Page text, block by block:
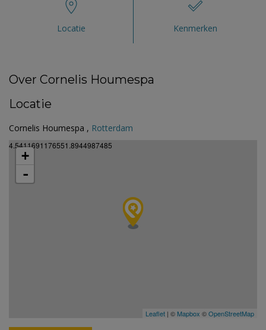
Locatie Kenmerken
Over Cornelis Houmespa
Locatie
Cornelis Houmespa , Rotterdam
4.5411691176551.8944987485
+
-
Leaflet | © Mapbox ©OpenStreetMap